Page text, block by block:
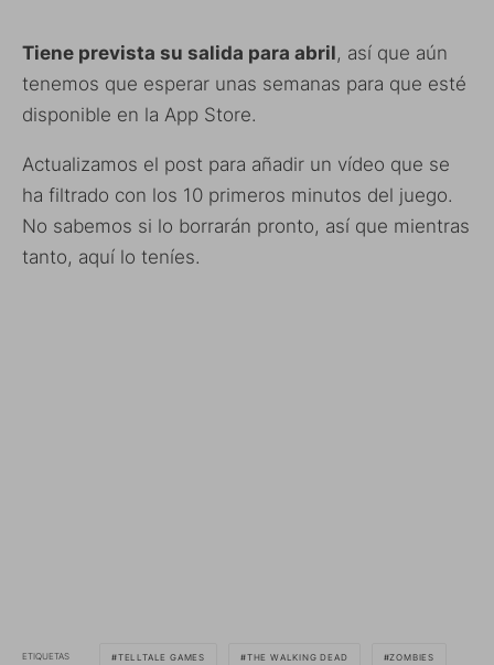
Tiene prevista su salida para abril, así que aún
tenemos que esperar unas semanas para que esté
disponible en la App Store.
Actualizamos el post para añadir un vídeo que se
ha filtrado con los 10 primeros minutos del juego.
No sabemos si lo borrarán pronto, así que mientras
tanto, aquí lo teníes.
ETIQUETAS TELLTALE GAMES THE WALKING DEAD ZOMBIES